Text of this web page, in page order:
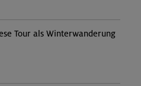
Tour als Winterwanderung